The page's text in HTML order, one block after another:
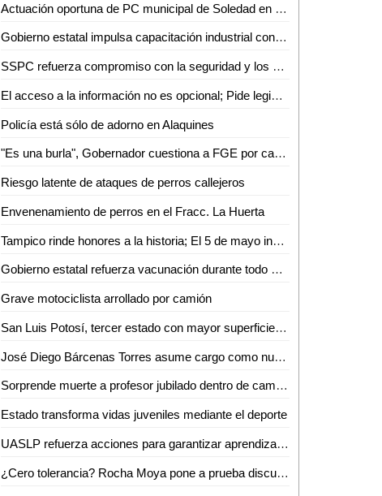
Actuación oportuna de PC municipal de Soledad en dos conatos de incendio
Gobierno estatal impulsa capacitación industrial con cursos especializados en mayo
SSPC refuerza compromiso con la seguridad y los valores nacionales
El acceso a la información no es opcional; Pide legisladora mejorar atención a grupos vulnerables
Policía está sólo de adorno en Alaquines
"Es una burla", Gobernador cuestiona a FGE por caso de exfuncionario bajo arresto domiciliario
Riesgo latente de ataques de perros callejeros
Envenenamiento de perros en el Fracc. La Huerta
Tampico rinde honores a la historia; El 5 de mayo inspira el trabajo por la ciudad
Gobierno estatal refuerza vacunación durante todo mayo
Grave motociclista arrollado por camión
San Luis Potosí, tercer estado con mayor superficie afectada por incendios forestales
José Diego Bárcenas Torres asume cargo como nuevo director del Tec de Valles
Sorprende muerte a profesor jubilado dentro de camioneta en Aquismón
Estado transforma vidas juveniles mediante el deporte
UASLP refuerza acciones para garantizar aprendizaje inclusivo y permanencia escolar
¿Cero tolerancia? Rocha Moya pone a prueba discurso de anticorrupción en Morena